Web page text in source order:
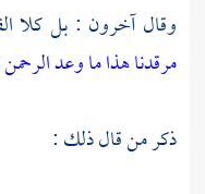
وقال آخرون : بل كلا
مرقدنا هذا ما وعد
ذكر من قال ذلك :